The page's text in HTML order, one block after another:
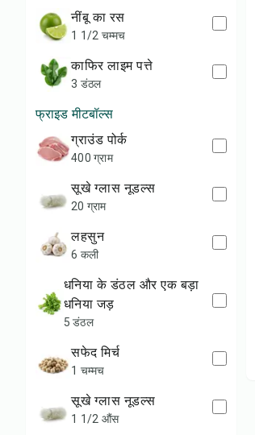
नींबू का रस
1 1/2 चम्मच
काफिर लाइम पत्ते
3 डंठल
फ्राइड मीटबॉल्स
ग्राउंड पोर्क
400 ग्राम
सूखे ग्लास नूडल्स
20 ग्राम
लहसुन
6 कली
धनिया के डंठल और एक बड़ा
धनिया जड़
5 डंठल
सफेद मिर्च
1 चम्मच
सूखे ग्लास नूडल्स
1 1/2 औंस